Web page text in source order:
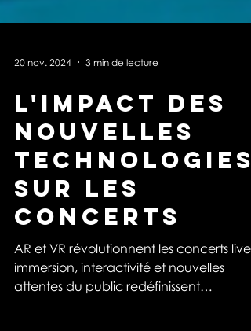
20 nov. 2024 3 min de lecture
L'IMPACT DES
NOUVELLES
TECHNOLOGIES
SUR LES
CONCERTS